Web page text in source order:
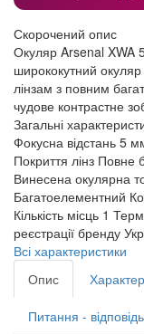
Скорочений опис
Окуляр Arsenal XWA
ширококутний
лінзам з повним
чудове контрастне
Загальні
Фокусна відстань 5
Покриття лінз Повне
Винесена окулярна
Багатоелементний
Кількість місць 1
реєстрації бренду
Всі характеристики
Опис
Питання - відповідь